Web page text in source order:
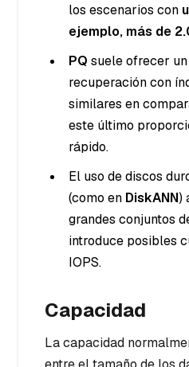
los escenarios con
ejemplo, más de
PQ suele ofrecer
recuperación con
similares en
este último
rápido.
El uso de discos
(como en DiskANN)
grandes conjuntos
introduce posibles
IOPS.
Capacidad
La capacidad